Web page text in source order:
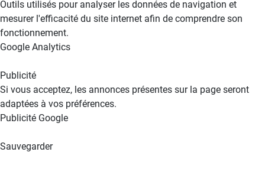
Outils utilisés pour analyser les données de navigation et
mesurer l'efficacité du site internet afin de comprendre son
fonctionnement.
Google Analytics
Publicité
Si vous acceptez, les annonces présentes sur la page seront
adaptées à vos préférences.
Publicité Google
Sauvegarder